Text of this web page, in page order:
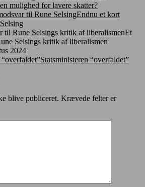
mulighed for lavere skatter?
Endnu et kort
Et
Selsings kritik af liberalismen
2024
Statsministeren “overfaldet”
blive publiceret. Krævede felter er